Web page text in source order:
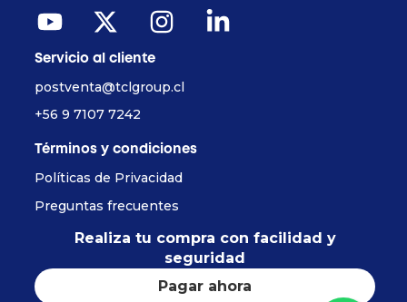
Servicio al cliente
postventa@tclgroup.cl
+56 9 7107 7242
Términos y condiciones
Políticas de Privacidad
Preguntas frecuentes
Realiza tu compra con facilidad y
seguridad
Pagar ahora